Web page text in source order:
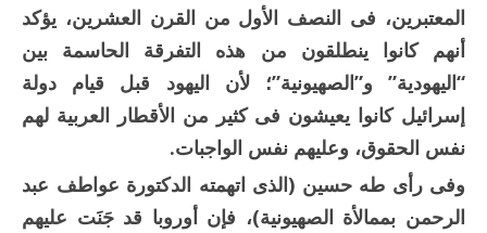
المعتبرين، فى النصف الأول من القرن العشرين، يؤكد
أنهم كانوا ينطلقون من هذه التفرقة الحاسمة بين
“اليهودية” و”الصهيونية”؛ لأن اليهود قبل قيام دولة
إسرائيل كانوا يعيشون فى كثير من الأقطار العربية لهم
نفس الحقوق‏،‏ وعليهم نفس الواجبات.
وفى رأى طه حسين (الذى اتهمته الدكتورة عواطف عبد
الرحمن بممالأة الصهيونية)، فإن أوروبا قد جَنَت عليهم